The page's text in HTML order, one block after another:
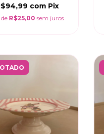
com Pix
R$25,00 sem juros